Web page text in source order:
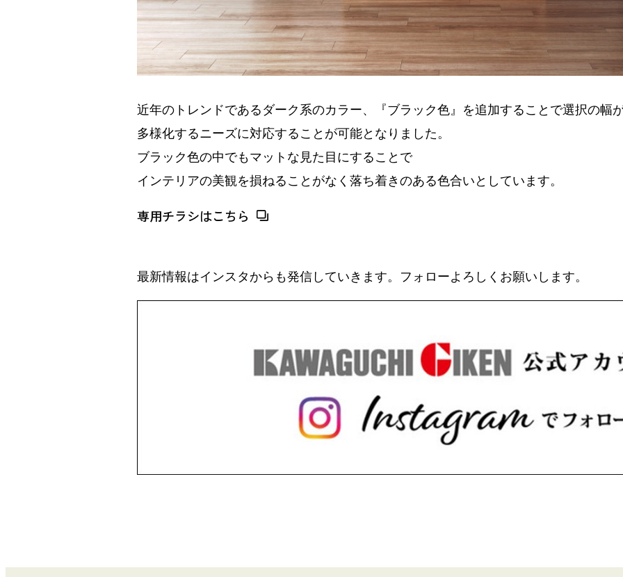
近年のトレンドであるダーク系のカラー、『ブラック色』を追加することで選択の幅
多様化するニーズに対応することが可能となりました。
ブラック色の中でもマットな見た目にすることで
インテリアの美観を損ねることがなく落ち着きのある色合いとしています。
専用チラシはこちら
最新情報はインスタからも発信していきます。フォローよろしくお願いします。